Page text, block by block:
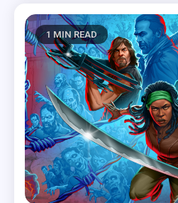
1 MIN READ